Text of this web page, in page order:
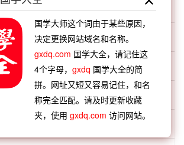
国学大师这个词由于某些原因，
决定更换网站域名和名称。
gxdq.com 国学大全，请记住这
4个字母，gxdq 国学大全的简
拼。网址又短又容易记住，和名
称完全匹配。请及时更新收藏
夹，使用gxdq.com 访问网站。